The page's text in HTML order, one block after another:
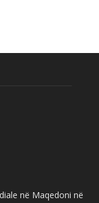
në Maqedoni në